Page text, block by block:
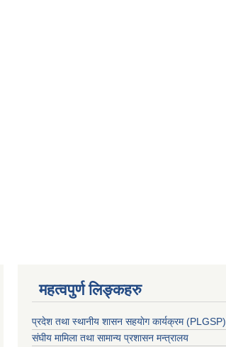
महत्वपुर्ण लिङ्कहरु
प्रदेश तथा स्थानीय शासन सहयाेग कार्यक्रम (PLGSP)
संघीय मामिला तथा सामान्य प्रशासन मन्त्रालय